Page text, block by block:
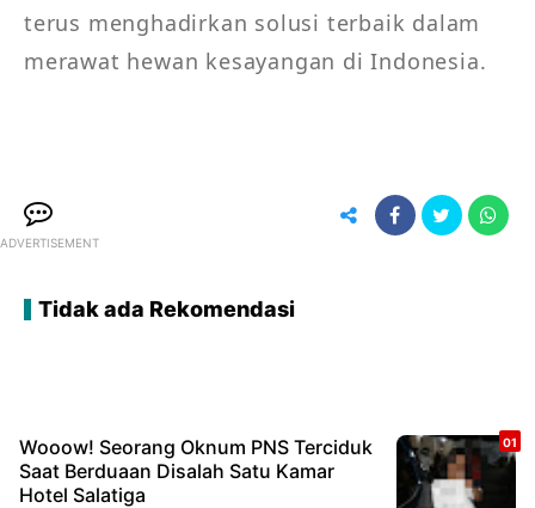
terus menghadirkan solusi terbaik dalam
merawat hewan kesayangan di Indonesia.
ADVERTISEMENT
Tidak ada Rekomendasi
Wooow! Seorang Oknum PNS Terciduk
Saat Berduaan Disalah Satu Kamar
Hotel Salatiga